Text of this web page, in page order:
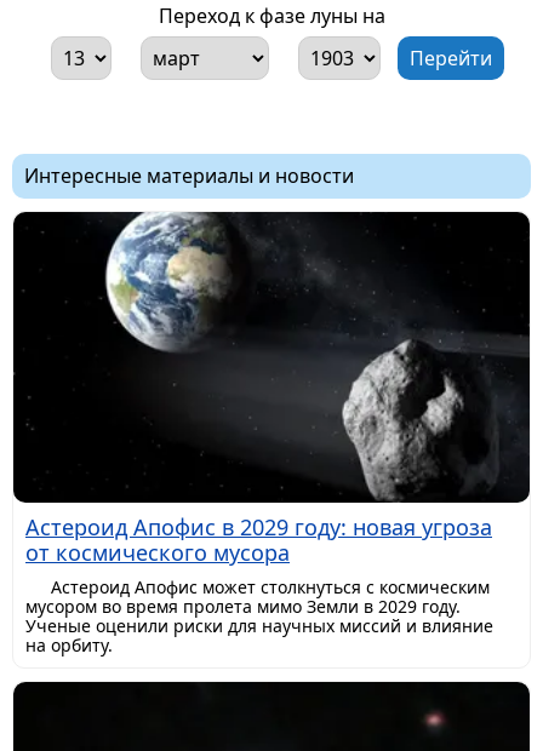
Переход к фазе луны на
Интересные материалы и новости
Астероид Апофис в 2029 году: новая угроза
от космического мусора
Астероид Апофис может столкнуться с космическим
мусором во время пролета мимо Земли в 2029 году.
Ученые оценили риски для научных миссий и влияние
на орбиту.